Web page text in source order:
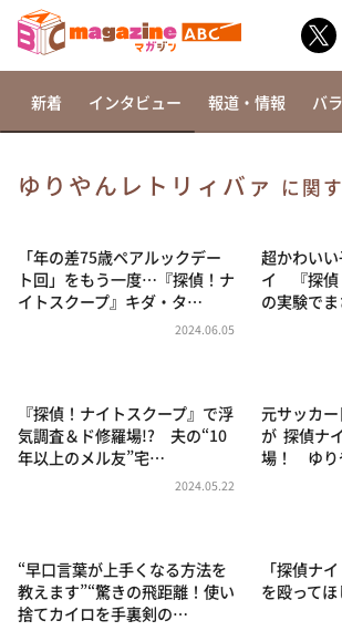
相席食堂
これ余談なんですけど・・・
～人生密着トークバラエティ！～ や
news おかえり
河合＆A.B.C-Z塚田×福井アナ「なん
（news おかえり）
朝だ！生です旅サラダ
教えて！ニュースライブ 正義のミカタ
新着 インタビュー 報道・情報 バ
ゆりやんレトリィバァ に関
「年の差75歳ペアルックデー
ト回」をもう一度…『探偵！ナ
イトスクープ』キダ・タ…
2024.06.05
超かわい
イ 『探偵
の実験で
『探偵！ナイトスクープ』で浮
気調査＆ド修羅場!? 夫の“10
年以上のメル友”宅…
2024.05.22
元サッカ
が 探偵ナ
場！ ゆり
“早口言葉が上手くなる方法を
教えます”“驚きの飛距離！使い
捨てカイロを手裏剣の…
「探偵ナ
を殴ってほ